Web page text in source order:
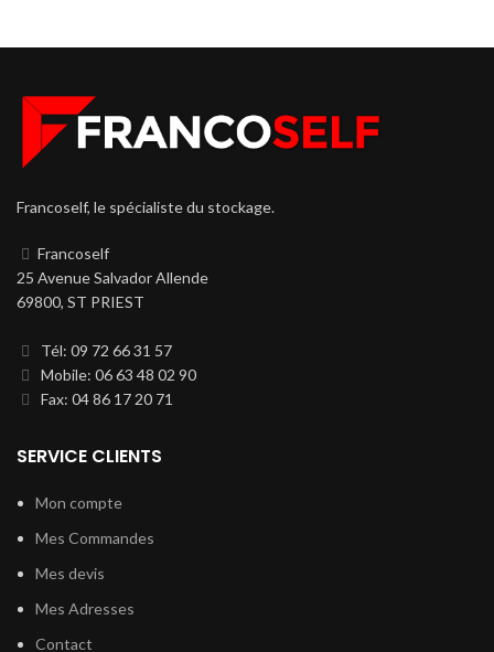
Francoself, le spécialiste du stockage.
Francoself
25 Avenue Salvador Allende
69800, ST PRIEST
Tél: 09 72 66 31 57
Mobile: 06 63 48 02 90
Fax: 04 86 17 20 71
SERVICE CLIENTS
Mon compte
Mes Commandes
Mes devis
Mes Adresses
Contact